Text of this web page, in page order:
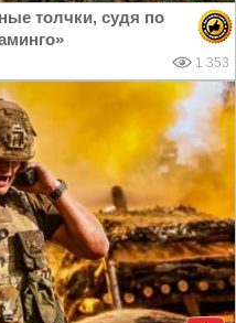
толчки, судя по
1 353